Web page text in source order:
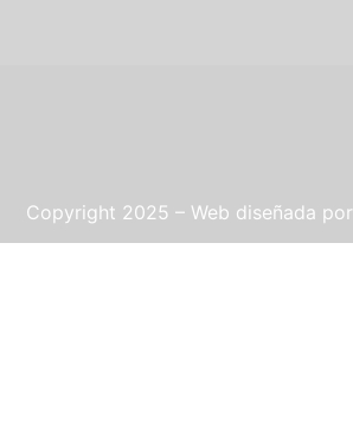
Copyright 2025 – Web diseñada por